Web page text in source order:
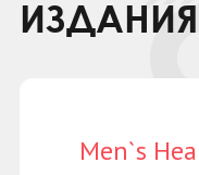
Men`s